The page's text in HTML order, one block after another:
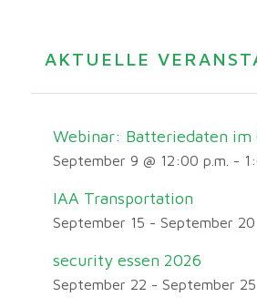
AKTUELLE
Webinar: Batteriedaten im
September 9 @ 12:00 p.m. -
IAA Transportation
September 15 - September 20
security essen 2026
September 22 - September 25